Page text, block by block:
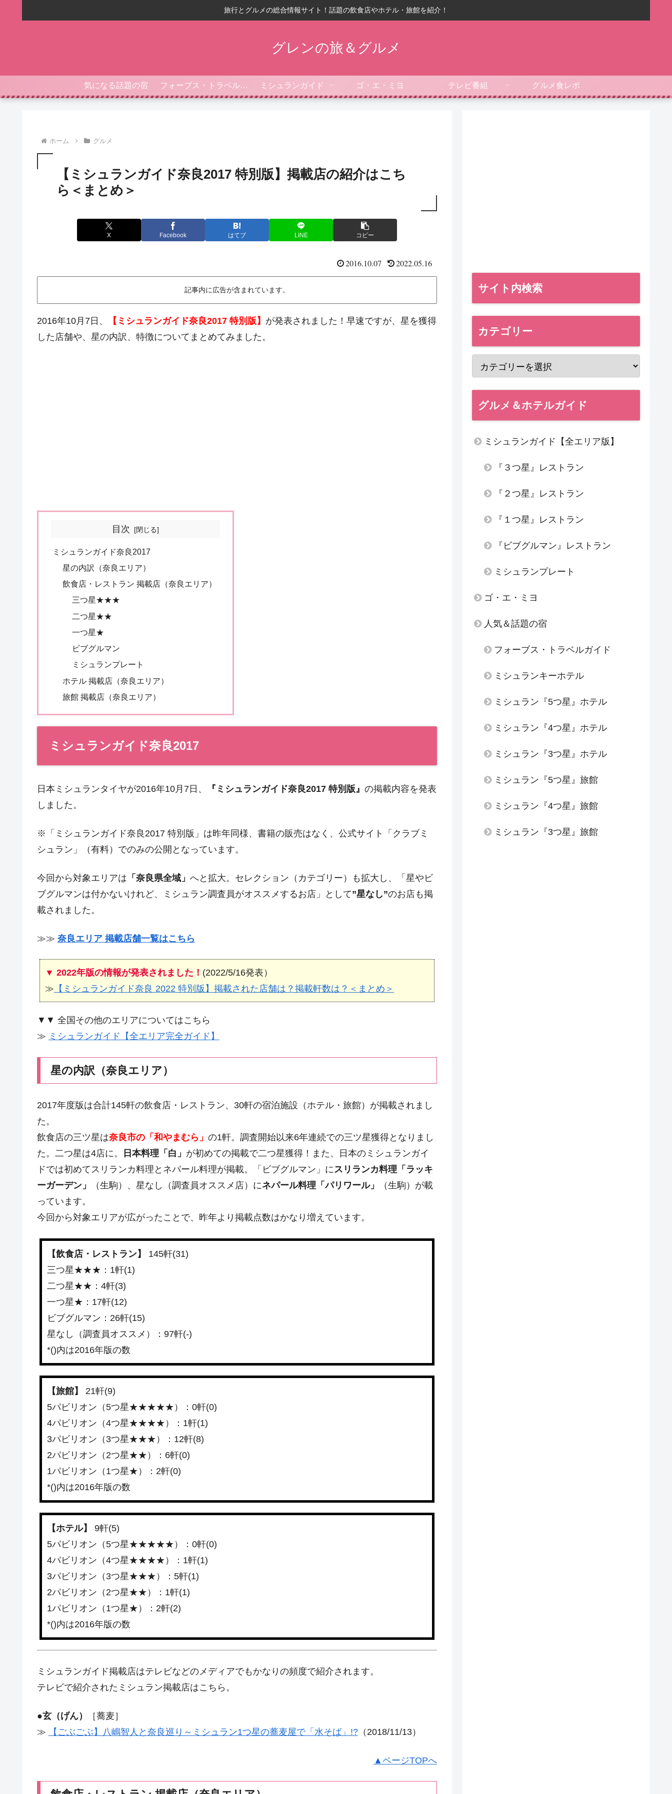
旅行とグルメの総合情報サイト！話題の飲食店やホテル・旅館を紹介！
グレンの旅＆グルメ
気になる話題の宿 フォーブス・トラベルガイド ミシュランガイド ゴ・エ・ミヨ テレビ番組 グルメ食レポ
ホーム グルメ
【ミシュランガイド奈良2017 特別版】掲載店の紹介はこち
ら＜まとめ＞
X Facebook はてブ LINE コピー
2016.10.07 2022.05.16
記事内に広告が含まれています。
2016年10月7日、 【ミシュランガイド奈良2017 特別版】 が発表されました！早速ですが、星を獲得
した店舗や、星の内訳、特徴についてまとめてみました。
目次
ミシュランガイド奈良2017
星の内訳（奈良エリア）
飲食店・レストラン 掲載店（奈良エリア）
三つ星★★★
二つ星★★
一つ星★
ビブグルマン
ミシュランプレート
ホテル 掲載店（奈良エリア）
旅館 掲載店（奈良エリア）
ミシュランガイド奈良2017
日本ミシュランタイヤが2016年10月7日、 『ミシュランガイド奈良2017 特別版』 の掲載内容を発表
しました。
※「ミシュランガイド奈良2017 特別版」は昨年同様、書籍の販売はなく、公式サイト「クラブミ
シュラン」（有料）でのみの公開となっています。
今回から対象エリアは 「奈良県全域」 へと拡大。セレクション（カテゴリー）も拡大し、「星やビ
ブグルマンは付かないけれど、ミシュラン調査員がオススメするお店」として”星なし”のお店も掲
載されました。
≫≫ 奈良エリア 掲載店舗一覧はこちら
▼ 2022年版の情報が発表されました！ (2022/5/16発表）
≫ 【ミシュランガイド奈良 2022 特別版】掲載された店舗は？掲載軒数は？＜まとめ＞
▼▼ 全国その他のエリアについてはこちら
≫ ミシュランガイド【全エリア完全ガイド】
星の内訳（奈良エリア）
2017年度版は合計145軒の飲食店・レストラン、30軒の宿泊施設（ホテル・旅館）が掲載されまし
た。
飲食店の三ツ星は奈良市の「和やまむら」 の1軒。調査開始以来6年連続での三ツ星獲得となりまし
た。二つ星は4店に。
日本料理「白」 が初めての掲載で二つ星獲得！また、日本のミシュランガイ
ドでは初めてスリランカ料理とネパール料理が掲載。「ビブグルマン」にスリランカ料理「ラッキ
ーガーデン」
（生駒）、星なし（調査員オススメ店）にネパール料理「パリワール」
（生駒）が載
っています。
今回から対象エリアが広がったことで、昨年より掲載点数はかなり増えています。
【飲食店・レストラン】
145軒(31)
三つ星★★★：1軒(1)
二つ星★★：4軒(3)
一つ星★：17軒(12)
ビブグルマン：26軒(15)
星なし（調査員オススメ）：97軒(-)
*()内は2016年版の数
【旅館】
21軒(9)
5パビリオン（5つ星★★★★★）：0軒(0)
4パビリオン（4つ星★★★★）：1軒(1)
3パビリオン（3つ星★★★）：12軒(8)
2パビリオン（2つ星★★）：6軒(0)
1パビリオン（1つ星★）：2軒(0)
*()内は2016年版の数
【ホテル】
9軒(5)
5パビリオン（5つ星★★★★★）：0軒(0)
4パビリオン（4つ星★★★★）：1軒(1)
3パビリオン（3つ星★★★）：5軒(1)
2パビリオン（2つ星★★）：1軒(1)
1パビリオン（1つ星★）：2軒(2)
*()内は2016年版の数
ミシュランガイド掲載店はテレビなどのメディアでもかなりの頻度で紹介されます。
テレビで紹介されたミシュラン掲載店はこちら。
●玄（げん）
［蕎麦］
≫
【ごぶごぶ】八嶋智人と奈良巡り～ミシュラン1つ星の蕎麦屋で「水そば」!? （2018/11/13）
▲ページTOPへ
サイト内検索
カテゴリー
グルメ＆ホテルガイド
ミシュランガイド【全エリア版】
『３つ星』レストラン
『２つ星』レストラン
『１つ星』レストラン
『ビブグルマン』レストラン
ミシュランプレート
ゴ・エ・ミヨ
人気＆話題の宿
フォーブス・トラベルガイド
ミシュランキーホテル
ミシュラン『5つ星』ホテル
ミシュラン『4つ星』ホテル
ミシュラン『3つ星』ホテル
ミシュラン『5つ星』旅館
ミシュラン『4つ星』旅館
ミシュラン『3つ星』旅館